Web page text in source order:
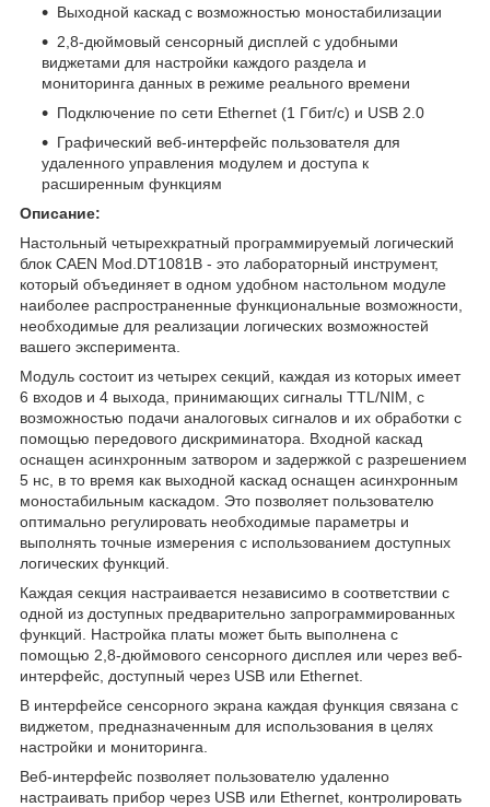
Выходной каскад с возможностью моностабилизации
2,8-дюймовый сенсорный дисплей с удобными
виджетами для настройки каждого раздела и
мониторинга данных в режиме реального времени
Подключение по сети Ethernet (1 Гбит/с) и USB 2.0
Графический веб-интерфейс пользователя для
удаленного управления модулем и доступа к
расширенным функциям
Описание:
Настольный четырехкратный программируемый логический
блок CAEN Mod.DT1081B - это лабораторный инструмент,
который объединяет в одном удобном настольном модуле
наиболее распространенные функциональные возможности,
необходимые для реализации логических возможностей
вашего эксперимента.
Модуль состоит из четырех секций, каждая из которых имеет
6 входов и 4 выхода, принимающих сигналы TTL/NIM, с
возможностью подачи аналоговых сигналов и их обработки с
помощью передового дискриминатора. Входной каскад
оснащен асинхронным затвором и задержкой с разрешением
5 нс, в то время как выходной каскад оснащен асинхронным
моностабильным каскадом. Это позволяет пользователю
оптимально регулировать необходимые параметры и
выполнять точные измерения с использованием доступных
логических функций.
Каждая секция настраивается независимо в соответствии с
одной из доступных предварительно запрограммированных
функций. Настройка платы может быть выполнена с
помощью 2,8-дюймового сенсорного дисплея или через веб-
интерфейс, доступный через USB или Ethernet.
В интерфейсе сенсорного экрана каждая функция связана с
виджетом, предназначенным для использования в целях
настройки и мониторинга.
Веб-интерфейс позволяет пользователю удаленно
настраивать прибор через USB или Ethernet, контролировать